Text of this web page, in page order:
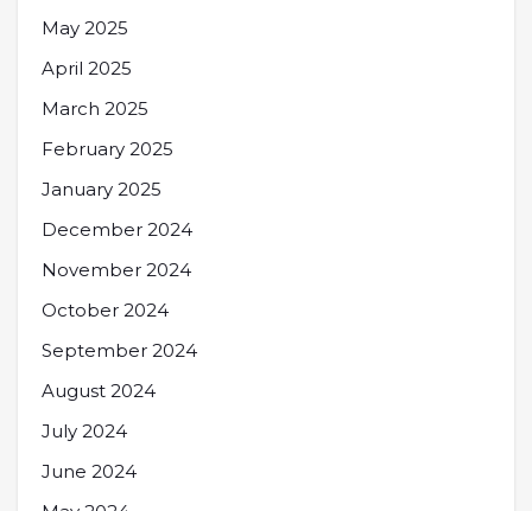
May 2025
April 2025
March 2025
February 2025
January 2025
December 2024
November 2024
October 2024
September 2024
August 2024
July 2024
June 2024